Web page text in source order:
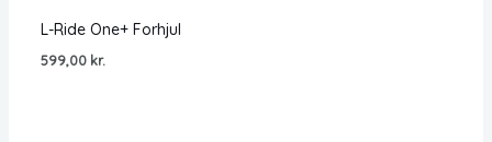
L-Ride One+ Forhjul
599,00 kr.